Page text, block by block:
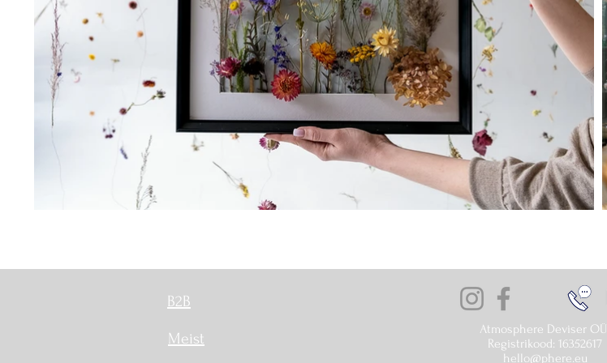
B2B
Meist
Atmosphere Deviser OÜ
Registrikood: 16352617
hello@phere.eu